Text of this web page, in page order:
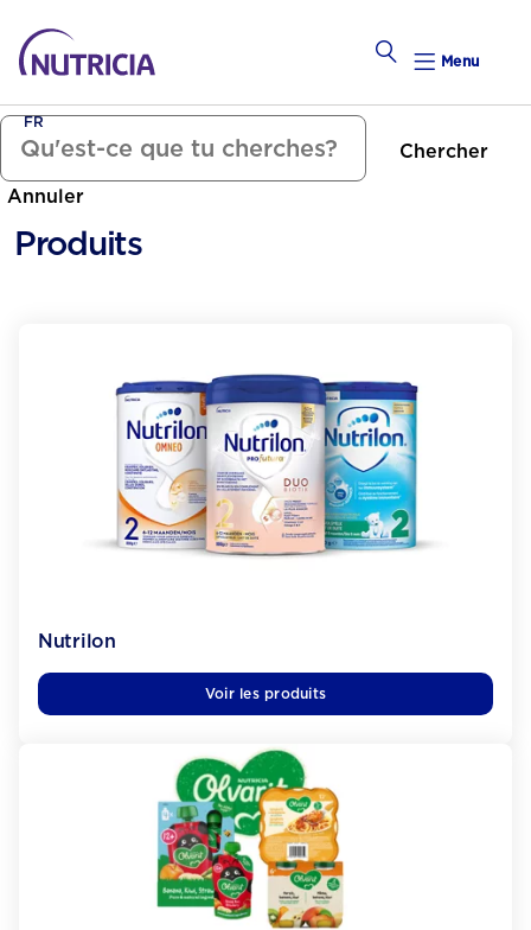
Tomber Enceinte
Hebdomadaire
Menu
Chercher
Annuler
FR
Produits
Nutrilon
Voir les produits